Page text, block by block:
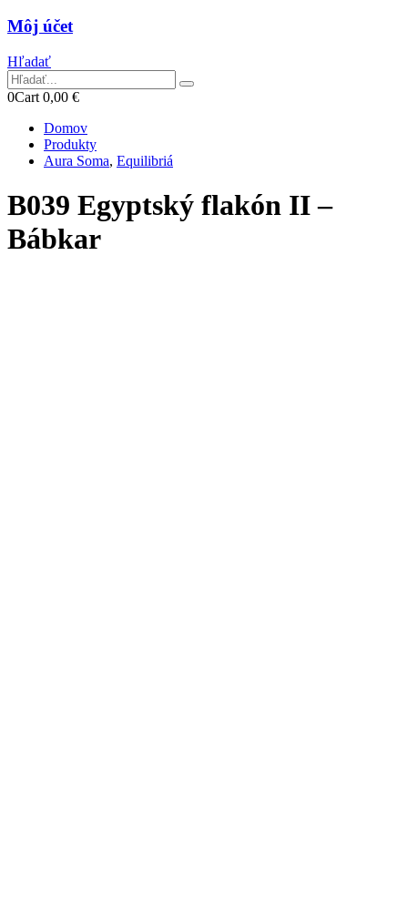
Môj účet
Hľadať
0Cart 0,00 €
Domov
Produkty
Aura Soma, Equilibriá
B039 Egyptský flakón II –
Bábkar